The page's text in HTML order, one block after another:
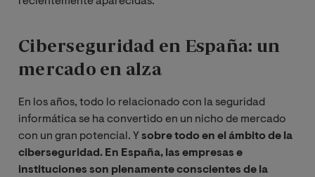
Ciberseguridad en España: un
mercado en alza
En los años, todo lo relacionado con la seguridad
informática se ha convertido en un nicho de mercado
con un gran potencial. Y sobre todo en el ámbito de la
ciberseguridad. En España, las empresas e
instituciones son plenamente conscientes de la